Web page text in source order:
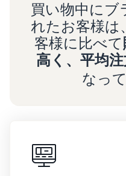
買い物中にブ
れたお客様は
客様に比べて
高く、平均注
なっ